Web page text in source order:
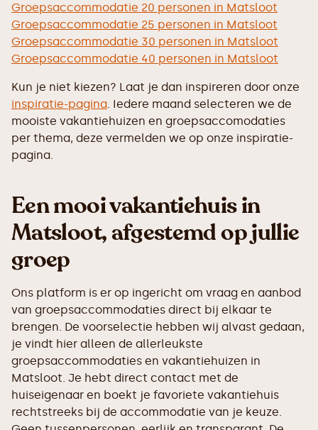
Groepsaccommodatie 20 personen in Matsloot
Groepsaccommodatie 25 personen in Matsloot
Groepsaccommodatie 30 personen in Matsloot
Groepsaccommodatie 40 personen in Matsloot
Kun je niet kiezen? Laat je dan inspireren door onze
inspiratie-pagina. Iedere maand selecteren we de
mooiste vakantiehuizen en groepsaccomodaties
per thema, deze vermelden we op onze inspiratie-
pagina.
Een mooi vakantiehuis in
Matsloot, afgestemd op jullie
groep
Ons platform is er op ingericht om vraag en aanbod
van groepsaccommodaties direct bij elkaar te
brengen. De voorselectie hebben wij alvast gedaan,
je vindt hier alleen de allerleukste
groepsaccommodaties en vakantiehuizen in
Matsloot. Je hebt direct contact met de
huiseigenaar en boekt je favoriete vakantiehuis
rechtstreeks bij de accommodatie van je keuze.